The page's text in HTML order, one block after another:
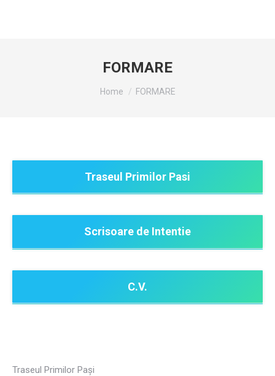
FORMARE
You are here:
Home FORMARE
Traseul Primilor Pasi
Scrisoare de Intentie
C.V.
Traseul Primilor Pași